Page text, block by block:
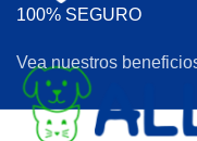
100% SEGURO
Vea nuestros